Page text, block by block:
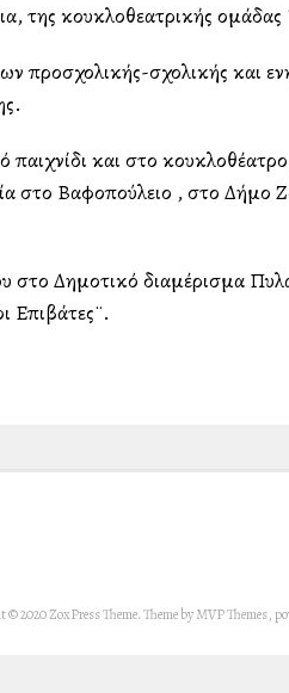
της κουκλοθεατρικής
σχολικής και
και στο
στο Βαφοπούλειο , στο Δήμο
Δημοτικό διαμέρισμα
Επιβάτες¨.
© 2020 ZoxPress Theme. Theme by MVP Themes,